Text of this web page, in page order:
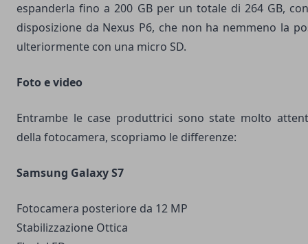
espanderla fino a 200 GB per un totale di 264 GB,
disposizione da Nexus P6, che non ha nemmeno la
ulteriormente con una micro SD.
Foto e video
Entrambe le case produttrici sono state molto
della fotocamera, scopriamo le differenze:
Samsung Galaxy S7
Fotocamera posteriore da 12 MP
Stabilizzazione Ottica